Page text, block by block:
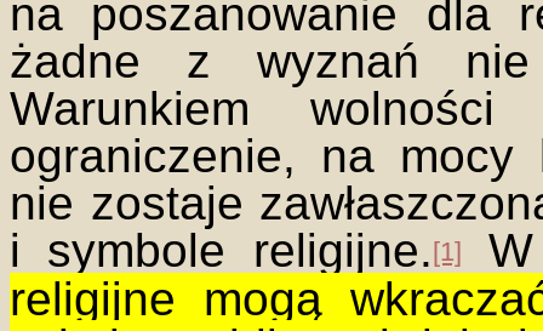
na poszanowanie dla
żadne z wyznań nie
Warunkiem
ograniczenie, na mocy
nie zostaje
i symbole religijne.[1]
religijne mogą